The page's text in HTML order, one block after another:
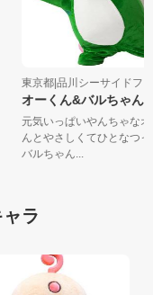
東京都|品川シーサイドフ
オーくん&バルちゃん
元気いっぱいやんちゃな
んとやさしくてひとなつ
バルちゃん...
ラ